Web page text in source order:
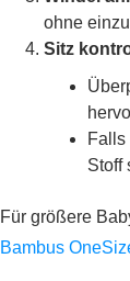
ohne
Sitz
Falls
Stoff
Für größere
Bambus